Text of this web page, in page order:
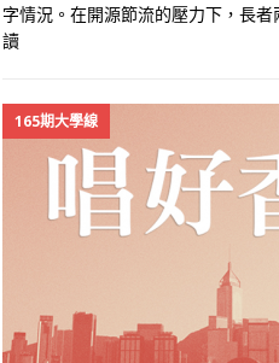
字情況。在開源節流的壓力下，長
讀
165期大學線